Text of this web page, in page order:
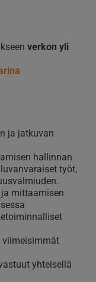
verkon yli
ja jatkuvan
hallinnan
työt,
mittaamisen
viimeisimmät
yhteisellä